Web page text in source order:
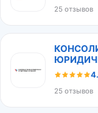
25 отзывов
25 отзывов